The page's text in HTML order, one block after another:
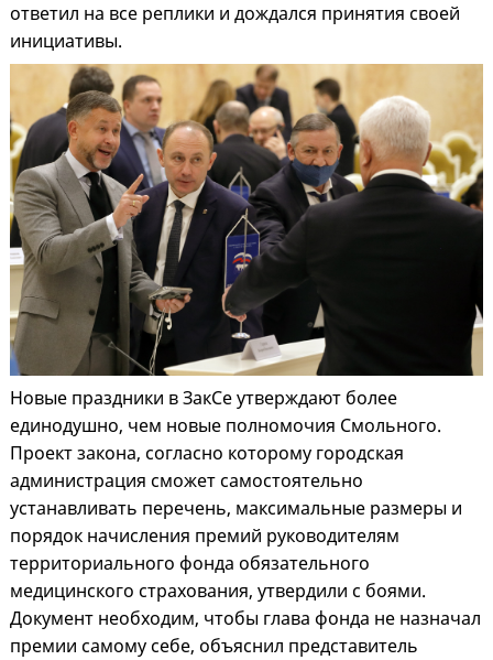
ответил на все реплики и дождался принятия своей
инициативы.
Новые праздники в ЗакСе утверждают более
единодушно, чем новые полномочия Смольного.
Проект закона, согласно которому городская
администрация сможет самостоятельно
устанавливать перечень, максимальные размеры и
порядок начисления премий руководителям
территориального фонда обязательного
медицинского страхования, утвердили с боями.
Документ необходим, чтобы глава фонда не назначал
премии самому себе, объяснил представитель